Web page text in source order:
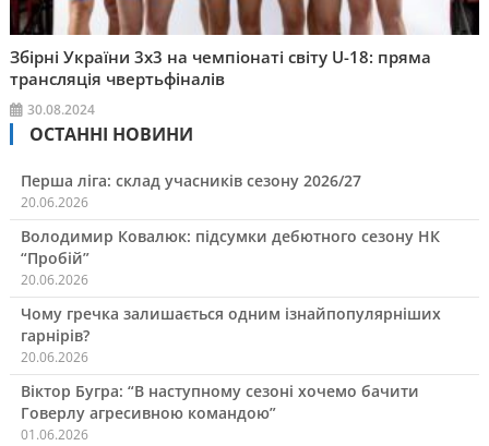
Збірні України 3х3 на чемпіонаті світу U-18: пряма
трансляція чвертьфіналів
30.08.2024
ОСТАННІ НОВИНИ
Перша ліга: склад учасників сезону 2026/27
20.06.2026
Володимир Ковалюк: підсумки дебютного сезону НК
“Пробій”
20.06.2026
Чому гречка залишається одним ізнайпопулярніших
гарнірів?
20.06.2026
Віктор Бугра: “В наступному сезоні хочемо бачити
Говерлу агресивною командою”
01.06.2026